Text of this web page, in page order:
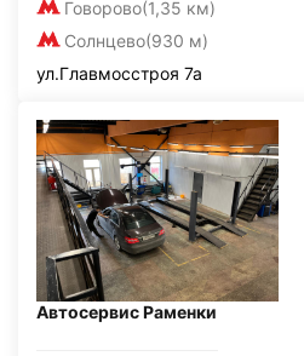
Говорово(1,35 км)
Солнцево(930 м)
ул.Главмосстроя 7а
Автосервис Раменки